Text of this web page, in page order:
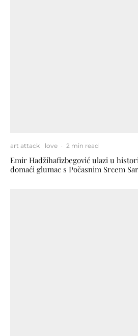
art attack love · 2 min read
Emir Hadžihafizbegović ulazi u
domaći glumac s Počasnim Srcem